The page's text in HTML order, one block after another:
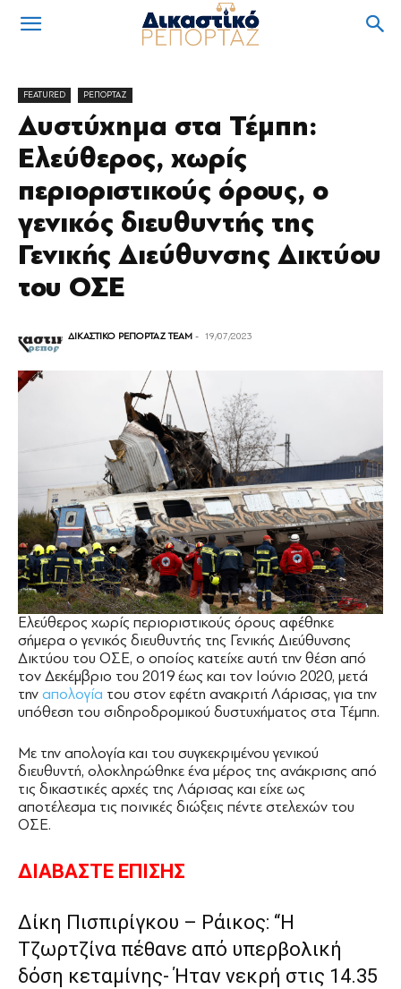
FEATURED ΡΕΠΟΡΤΑΖ
Δυστύχημα στα Τέμπη:
Ελεύθερος, χωρίς
περιοριστικούς όρους, ο
γενικός διευθυντής της
Γενικής Διεύθυνσης Δικτύου
του ΟΣΕ
ΔΙΚΑΣΤΙΚΟ ΡΕΠΟΡΤΑΖ TEAM - 19/07/2023
Ελεύθερος χωρίς περιοριστικούς όρους αφέθηκε
σήμερα ο γενικός διευθυντής της Γενικής Διεύθυνσης
Δικτύου του ΟΣΕ, ο οποίος κατείχε αυτή την θέση από
τον Δεκέμβριο του 2019 έως και τον Ιούνιο 2020, μετά
την απολογία του στον εφέτη ανακριτή Λάρισας, για την
υπόθεση του σιδηροδρομικού δυστυχήματος στα Τέμπη.
Με την απολογία και του συγκεκριμένου γενικού
διευθυντή, ολοκληρώθηκε ένα μέρος της ανάκρισης από
τις δικαστικές αρχές της Λάρισας και είχε ως
αποτέλεσμα τις ποινικές διώξεις πέντε στελεχών του
ΟΣΕ.
ΔΙΑΒΑΣΤΕ ΕΠΙΣΗΣ
Δίκη Πισπιρίγκου – Ράικος: “Η
Τζωρτζίνα πέθανε από υπερβολική
δόση κεταμίνης- Ήταν νεκρή στις 14.35